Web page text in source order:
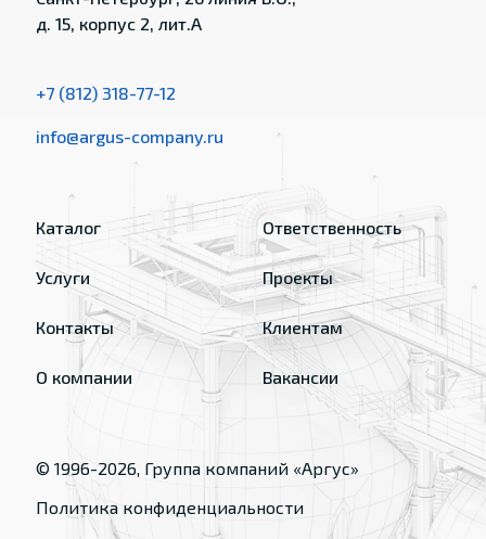
д. 15, корпус 2, лит.А
+7 (812) 318-77-12
info@argus-company.ru
Каталог
Услуги
Контакты
О компании
Ответственность
Проекты
Клиентам
Вакансии
© 1996-2026, Группа компаний «Аргус»
Политика конфиденциальности